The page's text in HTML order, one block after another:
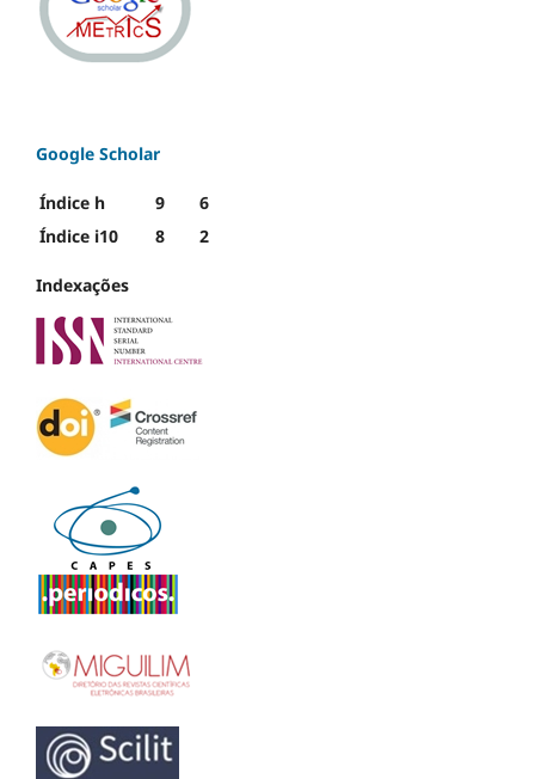
Google Scholar
Índice h 9
6
Índice i10
8 2
Indexações